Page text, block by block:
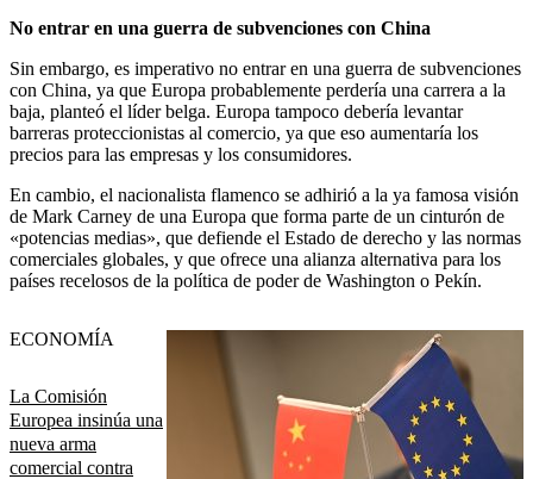
No entrar en una guerra de subvenciones con China
Sin embargo, es imperativo no entrar en una guerra de subvenciones
con China, ya que Europa probablemente perdería una carrera a la
baja, planteó el líder belga. Europa tampoco debería levantar
barreras proteccionistas al comercio, ya que eso aumentaría los
precios para las empresas y los consumidores.
En cambio, el nacionalista flamenco se adhirió a la ya famosa visión
de Mark Carney de una Europa que forma parte de un cinturón de
«potencias medias», que defiende el Estado de derecho y las normas
comerciales globales, y que ofrece una alianza alternativa para los
países recelosos de la política de poder de Washington o Pekín.
La Comisión
Europea insinúa una
nueva arma
comercial contra
ECONOMÍA